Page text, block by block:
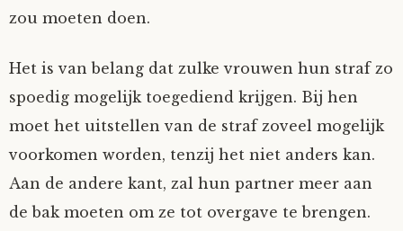
zou moeten doen.
Het is van belang dat zulke vrouwen hun straf zo
spoedig mogelijk toegediend krijgen. Bij hen
moet het uitstellen van de straf zoveel mogelijk
voorkomen worden, tenzij het niet anders kan.
Aan de andere kant, zal hun partner meer aan
de bak moeten om ze tot overgave te brengen.